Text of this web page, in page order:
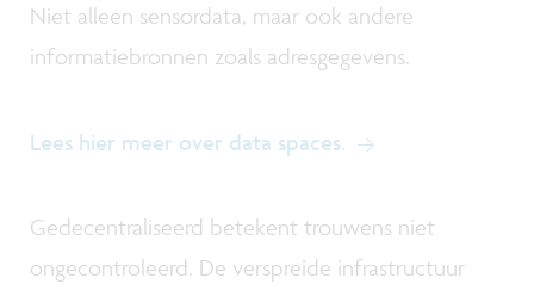
Niet alleen sensordata, maar ook andere
informatiebronnen zoals adresgegevens.
Lees hier meer over data spaces.
Gedecentraliseerd betekent trouwens niet
ongecontroleerd. De verspreide infrastructuur